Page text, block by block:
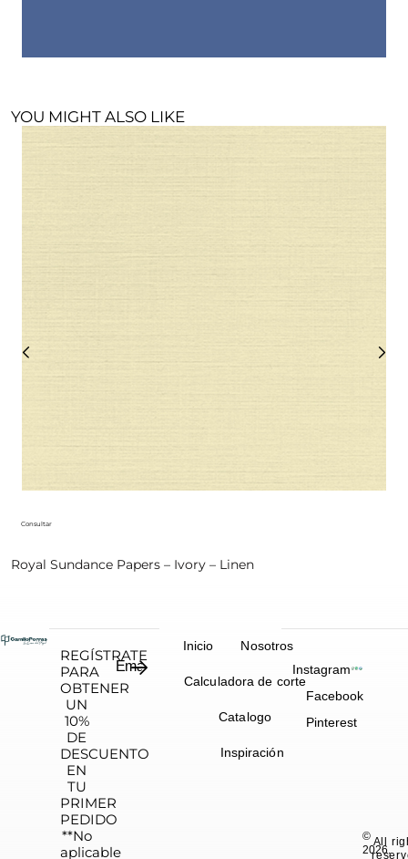
YOU MIGHT ALSO LIKE
Consultar
Royal Sundance Papers – Ivory – Linen
REGÍSTRATE
PARA
OBTENER
UN
10%
DE
DESCUENTO
EN
TU
PRIMER
PEDIDO
**No
aplicable
Inicio Nosotros
Calculadora de corte
Catalogo
Inspiración
©
2026.
All
Instagram
Facebook
Pinterest